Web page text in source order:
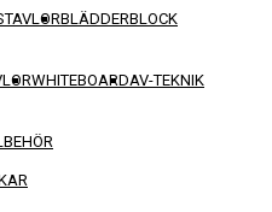
BLÄDDERBLOCK
WHITEBOARDAV-TEKNIK